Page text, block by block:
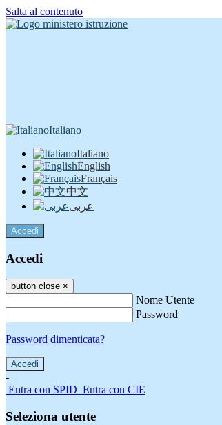
Salta al contenuto
Italiano
Italiano
English
Français
中文
عربى
Accedi
Accedi
button close ×
Nome Utente
Password
Password dimenticata?
-
Entra con SPID Entra con CIE
Seleziona utente